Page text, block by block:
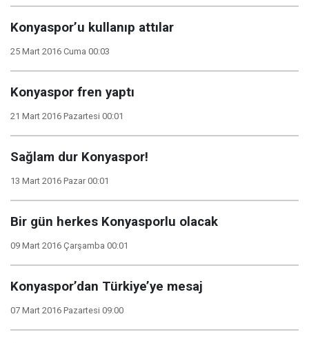
Konyaspor’u kullanıp attılar
25 Mart 2016 Cuma 00:03
Konyaspor fren yaptı
21 Mart 2016 Pazartesi 00:01
Sağlam dur Konyaspor!
13 Mart 2016 Pazar 00:01
Bir gün herkes Konyasporlu olacak
09 Mart 2016 Çarşamba 00:01
Konyaspor’dan Türkiye’ye mesaj
07 Mart 2016 Pazartesi 09:00